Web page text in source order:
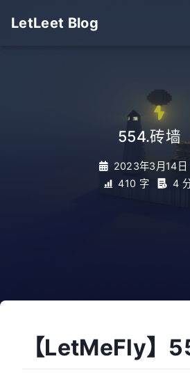
LetLeet Blog
554.砖墙
2023年3月14日
410 字
4
【LetMeFly】